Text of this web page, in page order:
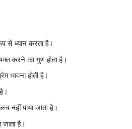
से ध्यान करता है।
करने का गुण होता है।
भावना होती है।
नहीं पाया जाता है।
है।